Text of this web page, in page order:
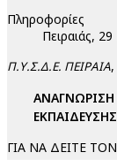
Πληροφορίες
Πειραιάς,
Π.Υ.Σ.Δ.Ε. ΠΕΙΡΑΙΑ,
ΑΝΑΓΝΩΡΙΣΗ
ΕΚΠΑΙΔΕΥΣΗΣ
ΓΙΑ ΝΑ ΔΕΙΤΕ